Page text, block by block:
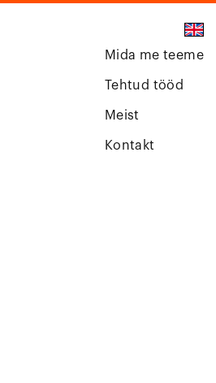
Mida me teeme
Tehtud tööd
Meist
Kontakt